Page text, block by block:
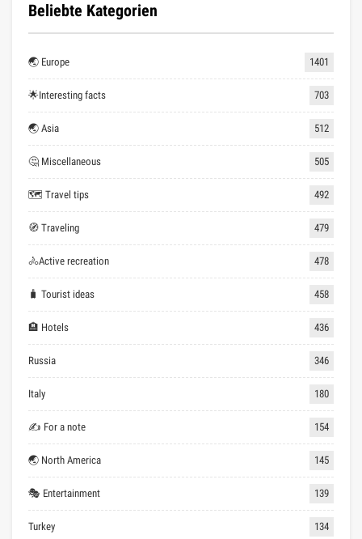
Beliebte Kategorien
🌏 Europe 1401
🌟Interesting facts 703
🌏 Asia 512
🤔 Miscellaneous 505
🗺 Travel tips 492
🧭 Traveling 479
🚴Active recreation 478
🧳 Tourist ideas 458
🏨 Hotels 436
Russia 346
Italy 180
✍ For a note 154
🌏 North America 145
🎭 Entertainment 139
Turkey 134